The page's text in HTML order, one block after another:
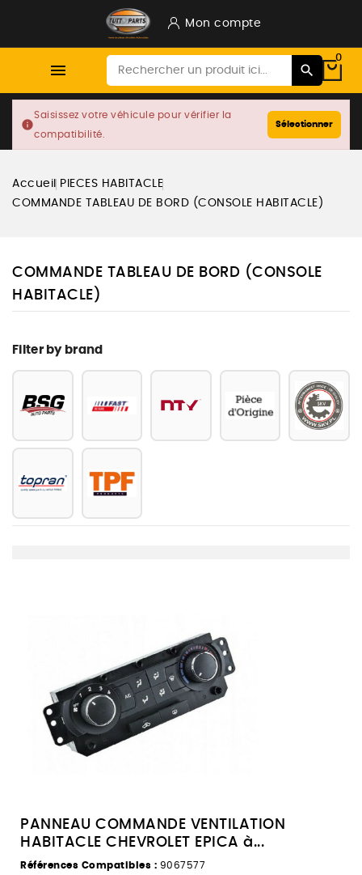
Mon compte

0
info
Saisissez votre véhicule pour vérifier la
compatibilité.
Sélectionner
Accueil
PIECES HABITACLE
COMMANDE TABLEAU DE BORD (CONSOLE HABITACLE)
COMMANDE TABLEAU DE BORD (CONSOLE
HABITACLE)
Filter by brand
PANNEAU COMMANDE VENTILATION
HABITACLE CHEVROLET EPICA à...
Références Compatibles : 9067577